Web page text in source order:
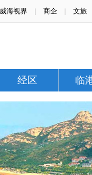
威海视界 | 商企 | 文旅
经区 临